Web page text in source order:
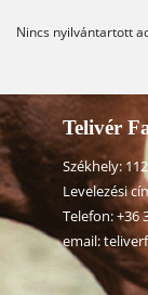
Nincs nyilvántartott
Telivér
Székhely:
Levelezési
Telefon:+36
email: